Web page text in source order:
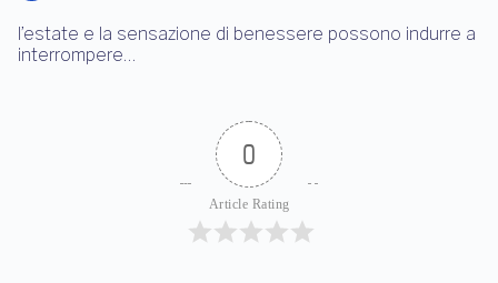
l’estate e la sensazione di benessere possono indurre a
interrompere…
0
Article Rating